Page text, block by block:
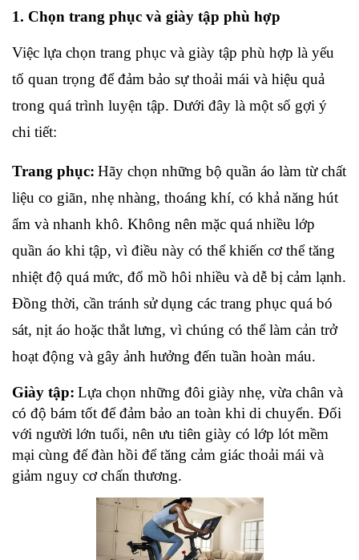
1. Chọn trang phục và giày tập phù hợp
Việc lựa chọn trang phục và giày tập phù hợp là yếu
tố quan trọng để đảm bảo sự thoải mái và hiệu quả
trong quá trình luyện tập. Dưới đây là một số gợi ý
chi tiết:
Trang phục: Hãy chọn những bộ quần áo làm từ chất
liệu co giãn, nhẹ nhàng, thoáng khí, có khả năng hút
ẩm và nhanh khô. Không nên mặc quá nhiều lớp
quần áo khi tập, vì điều này có thể khiến cơ thể tăng
nhiệt độ quá mức, đổ mồ hôi nhiều và dễ bị cảm lạnh.
Đồng thời, cần tránh sử dụng các trang phục quá bó
sát, nịt áo hoặc thắt lưng, vì chúng có thể làm cản trở
hoạt động và gây ảnh hưởng đến tuần hoàn máu.
Giày tập: Lựa chọn những đôi giày nhẹ, vừa chân và
có độ bám tốt để đảm bảo an toàn khi di chuyển. Đối
với người lớn tuổi, nên ưu tiên giày có lớp lót mềm
mại cùng đế đàn hồi để tăng cảm giác thoải mái và
giảm nguy cơ chấn thương.